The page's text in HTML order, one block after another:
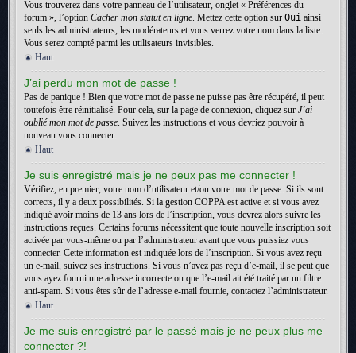
Vous trouverez dans votre panneau de l’utilisateur, onglet « Préférences du
forum », l’option Cacher mon statut en ligne. Mettez cette option sur Oui ainsi
seuls les administrateurs, les modérateurs et vous verrez votre nom dans la liste.
Vous serez compté parmi les utilisateurs invisibles.
Haut
J’ai perdu mon mot de passe !
Pas de panique ! Bien que votre mot de passe ne puisse pas être récupéré, il peut
toutefois être réinitialisé. Pour cela, sur la page de connexion, cliquez sur J’ai
oublié mon mot de passe. Suivez les instructions et vous devriez pouvoir à
nouveau vous connecter.
Haut
Je suis enregistré mais je ne peux pas me connecter !
Vérifiez, en premier, votre nom d’utilisateur et/ou votre mot de passe. Si ils sont
corrects, il y a deux possibilités. Si la gestion COPPA est active et si vous avez
indiqué avoir moins de 13 ans lors de l’inscription, vous devrez alors suivre les
instructions reçues. Certains forums nécessitent que toute nouvelle inscription soit
activée par vous-même ou par l’administrateur avant que vous puissiez vous
connecter. Cette information est indiquée lors de l’inscription. Si vous avez reçu
un e-mail, suivez ses instructions. Si vous n’avez pas reçu d’e-mail, il se peut que
vous ayez fourni une adresse incorrecte ou que l’e-mail ait été traité par un filtre
anti-spam. Si vous êtes sûr de l’adresse e-mail fournie, contactez l’administrateur.
Haut
Je me suis enregistré par le passé mais je ne peux plus me
connecter ?!